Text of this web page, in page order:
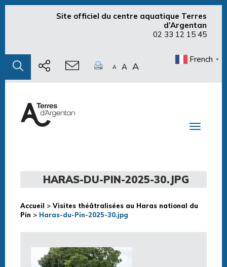
Site officiel du centre aquatique Terres
d’Argentan
02 33 12 15 45
A A A
French ▼
Toggle
HARAS-DU-PIN-2025-30.JPG
Accueil > Visites théâtralisées au Haras national du
Pin > Haras-du-Pin-2025-30.jpg